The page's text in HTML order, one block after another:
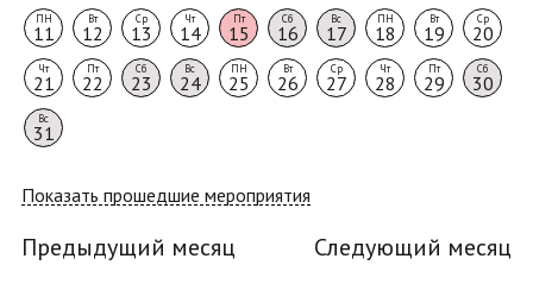
ПН
11
Вт
12
Ср
13
Чт
14
Пт
15
Сб
16
Вс
17
ПН
18
Вт
19
Ср
20
Чт
21
Пт
22
Сб
23
Вс
24
ПН
25
Вт
26
Ср
27
Чт
28
Пт
29
Сб
30
Вс
31
Показать прошедшие мероприятия
Предыдущий месяц Следующий месяц